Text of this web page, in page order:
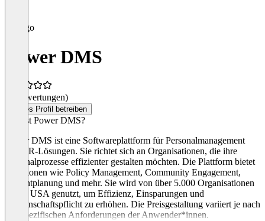
Power DMS
(0 Bewertungen)
Dieses Profil betreiben
Was ist Power DMS?
Power DMS ist eine Softwareplattform für Personalmanagement
und HR-Lösungen. Sie richtet sich an Organisationen, die ihre
Personalprozesse effizienter gestalten möchten. Die Plattform bietet
Funktionen wie Policy Management, Community Engagement,
Schichtplanung und mehr. Sie wird von über 5.000 Organisationen
in den USA genutzt, um Effizienz, Einsparungen und
Rechenschaftspflicht zu erhöhen. Die Preisgestaltung variiert je nach
den spezifischen Anforderungen der Anwender*innen.